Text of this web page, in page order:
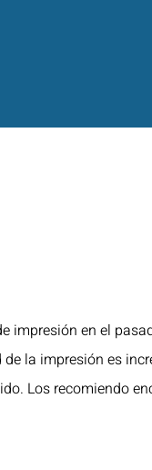
impresión en el
la impresión es
Los recomiendo